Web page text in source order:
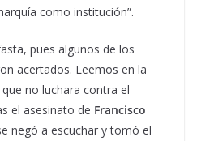
como institución”.
pues algunos de los
acertados. Leemos en la
no luchara contra el
el asesinato de Francisco
negó a escuchar y tomó el